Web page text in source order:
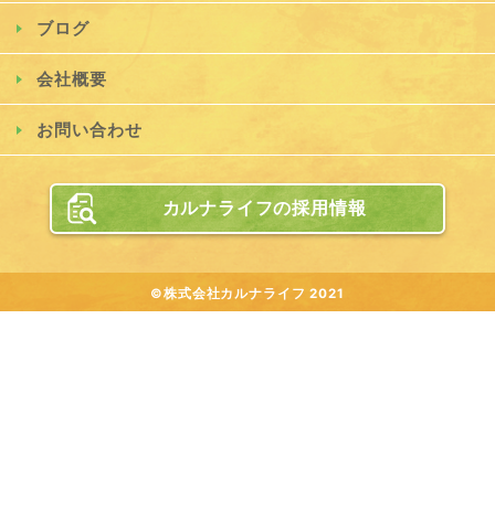
ブログ
会社概要
お問い合わせ
カルナライフの採用情報
©株式会社カルナライフ 2021